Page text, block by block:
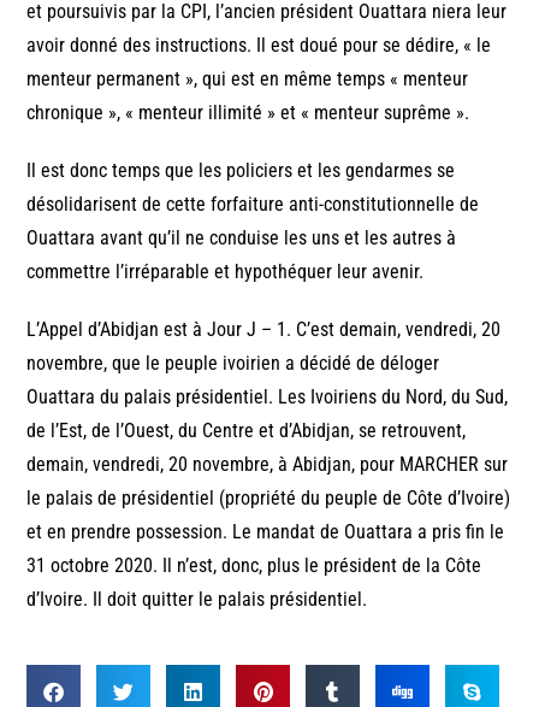
et poursuivis par la CPI, l’ancien président Ouattara niera leur
avoir donné des instructions. Il est doué pour se dédire, « le
menteur permanent », qui est en même temps « menteur
chronique », « menteur illimité » et « menteur suprême ».
Il est donc temps que les policiers et les gendarmes se
désolidarisent de cette forfaiture anti-constitutionnelle de
Ouattara avant qu’il ne conduise les uns et les autres à
commettre l’irréparable et hypothéquer leur avenir.
L’Appel d’Abidjan est à Jour J – 1. C’est demain, vendredi, 20
novembre, que le peuple ivoirien a décidé de déloger
Ouattara du palais présidentiel. Les Ivoiriens du Nord, du Sud,
de l’Est, de l’Ouest, du Centre et d’Abidjan, se retrouvent,
demain, vendredi, 20 novembre, à Abidjan, pour MARCHER sur
le palais de présidentiel (propriété du peuple de Côte d’Ivoire)
et en prendre possession. Le mandat de Ouattara a pris fin le
31 octobre 2020. Il n’est, donc, plus le président de la Côte
d’Ivoire. Il doit quitter le palais présidentiel.